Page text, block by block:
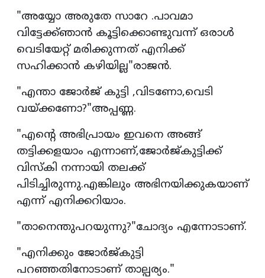
"അയ്യോ അരുതേ സാറേ .പാവമാ
വിട്ടേക്ക്ഞാൻ കൂട്ടിക്കൊണ്ടുവന്ന് ഒരാൾ
വെടിയേറ്റ് മരിക്കുന്നത് എനിക്ക്
സഹിക്കാൻ കഴിയില്ല"രാജൻ.
"എന്താ ജോർജ് കുട്ടി ,വിടണോ,വെടി
വയ്ക്കണോ?"അപ്പണ്ണ.
"എൻ്റെ അഭിപ്രായം ഇവനെ അങ്ങ്
തട്ടിക്കളയാം എന്നാണ്,ജോർജ്‌കുട്ടിക്ക്
വിസ്കി നന്നായി തലക്ക്
പിടിച്ചിരുന്നു.എങ്കിലും അഭിനയിക്കുകയാണ്
എന്ന് എനിക്കറിയാം.
"താനെന്തുപറയുന്നു?"ചോദ്യം എന്നോടാണ്.
"എനിക്കും ജോർജ്‌കുട്ടി
പറഞ്ഞതിനോടാണ് താല്പര്യം."